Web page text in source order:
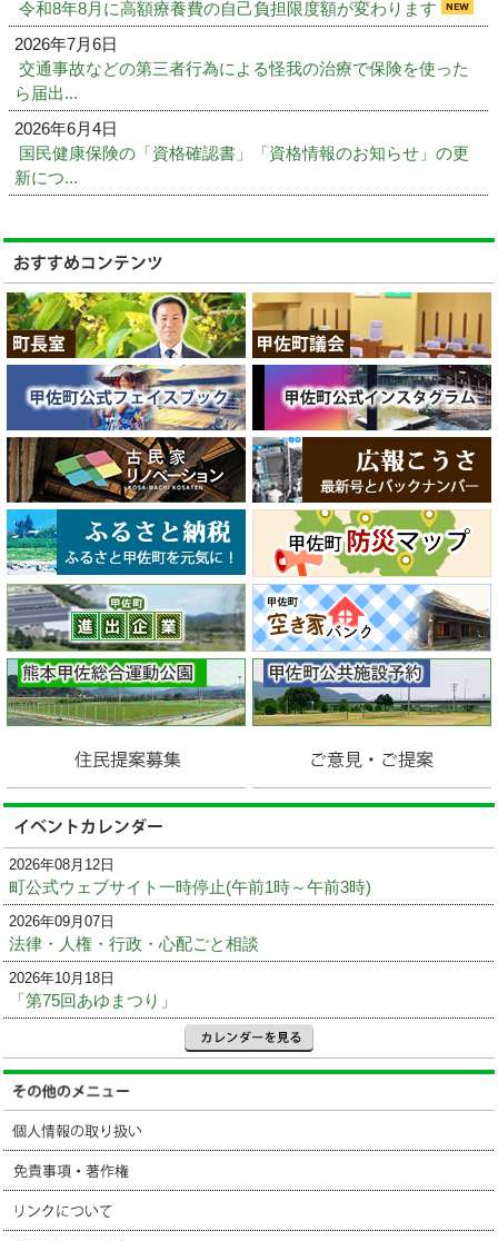
令和8年8月に高額療養費の自己負担限度額が変わります
2026年7月6日
交通事故などの第三者行為による怪我の治療で保険を使った
ら届出...
2026年6月4日
国民健康保険の「資格確認書」「資格情報のお知らせ」の更
新につ...
2026年08月12日
町公式ウェブサイト一時停止(午前1時～午前3時)
2026年09月07日
法律・人権・行政・心配ごと相談
2026年10月18日
「第75回あゆまつり」